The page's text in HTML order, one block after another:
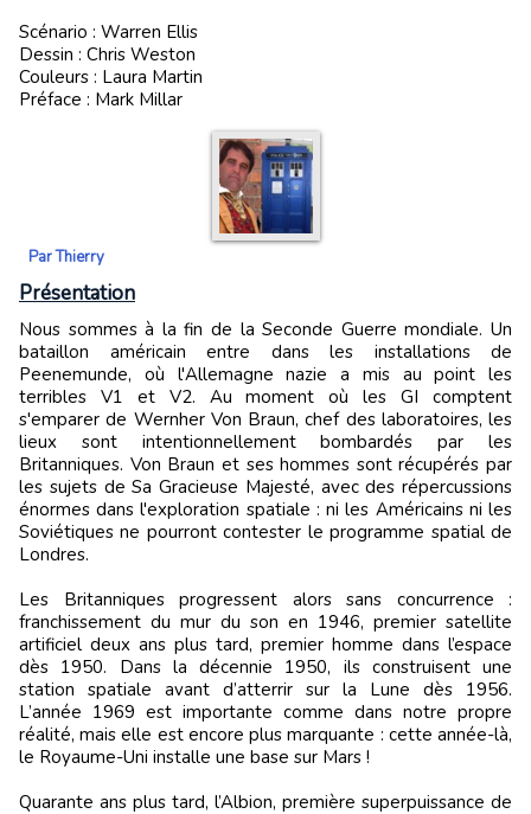
Scénario : Warren Ellis
Dessin : Chris Weston
Couleurs : Laura Martin
Préface : Mark Millar
Par Thierry
Présentation
Nous sommes à la fin de la Seconde Guerre mondiale. Un
bataillon américain entre dans les installations de
Peenemunde, où l'Allemagne nazie a mis au point les
terribles V1 et V2. Au moment où les GI comptent
s'emparer de Wernher Von Braun, chef des laboratoires, les
lieux sont intentionnellement bombardés par les
Britanniques. Von Braun et ses hommes sont récupérés par
les sujets de Sa Gracieuse Majesté, avec des répercussions
énormes dans l'exploration spatiale : ni les Américains ni les
Soviétiques ne pourront contester le programme spatial de
Londres.
Les Britanniques progressent alors sans concurrence :
franchissement du mur du son en 1946, premier satellite
artificiel deux ans plus tard, premier homme dans l’espace
dès 1950. Dans la décennie 1950, ils construisent une
station spatiale avant d’atterrir sur la Lune dès 1956.
L’année 1969 est importante comme dans notre propre
réalité, mais elle est encore plus marquante : cette année-là,
le Royaume-Uni installe une base sur Mars !
Quarante ans plus tard, l’Albion, première superpuissance de